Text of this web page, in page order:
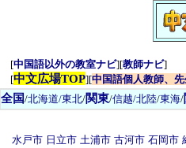
[中国語以外の教室ナビ][教師ナビ]
[中文広場TOP][中国語個人教師、
全国/北海道/東北/関東/信越/北陸/東海/
水戸市 日立市 土浦市 古河市 石岡市